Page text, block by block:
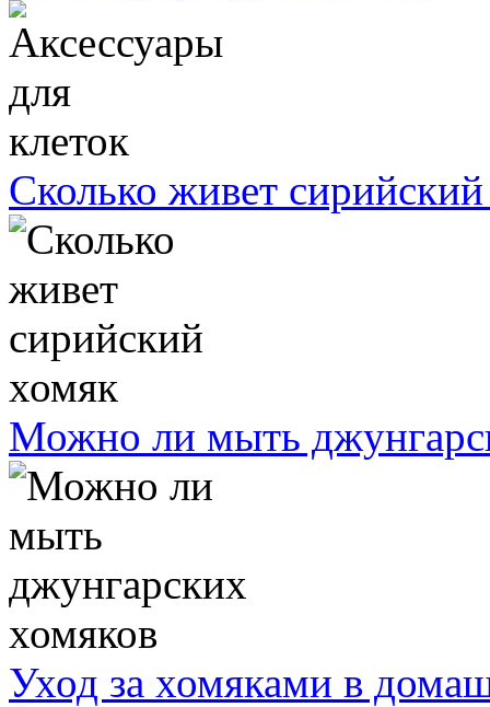
Сколько живет
Можно ли мыть
Уход за хомяками в